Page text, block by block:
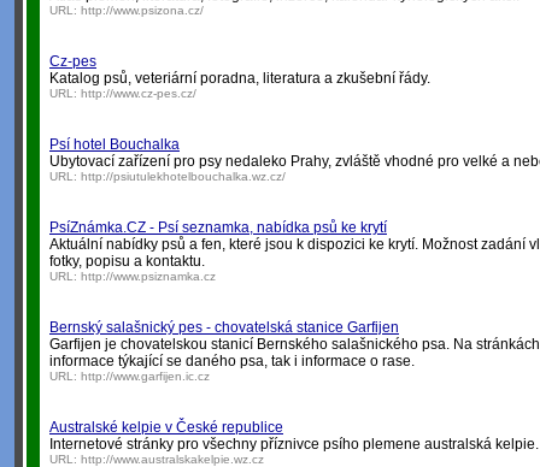
URL: http://www.psizona.cz/
Cz-pes
Katalog psů, veteriární poradna, literatura a zkušební řády.
URL: http://www.cz-pes.cz/
Psí hotel Bouchalka
Ubytovací zařízení pro psy nedaleko Prahy, zvláště vhodné pro velké a
URL: http://psiutulekhotelbouchalka.wz.cz/
PsíZnámka.CZ - Psí seznamka, nabídka psů ke krytí
Aktuální nabídky psů a fen, které jsou k dispozici ke krytí. Možnost zadání
fotky, popisu a kontaktu.
URL: http://www.psiznamka.cz
Bernský salašnický pes - chovatelská stanice Garfijen
Garfijen je chovatelskou stanicí Bernského salašnického psa. Na
informace týkající se daného psa, tak i informace o rase.
URL: http://www.garfijen.ic.cz
Australské kelpie v České republice
Internetové stránky pro všechny příznivce psího plemene australská kelpie.
URL: http://www.australskakelpie.wz.cz